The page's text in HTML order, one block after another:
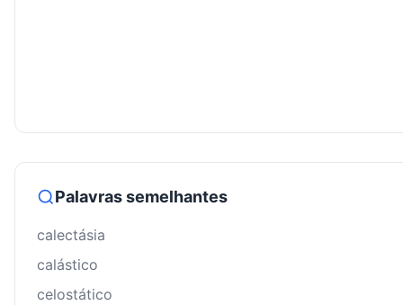
Palavras semelhantes
calectásia
calástico
celostático